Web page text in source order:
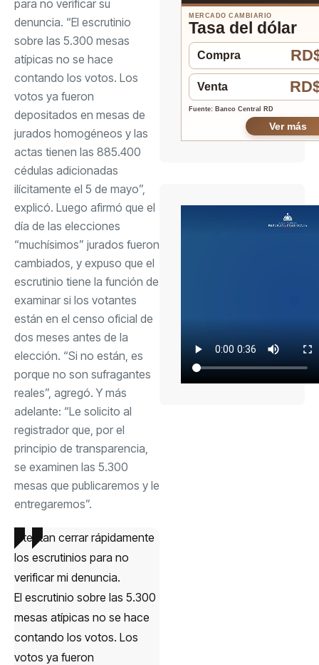
para no verificar su
denuncia. “El escrutinio
sobre las 5.300 mesas
atípicas no se hace
contando los votos. Los
votos ya fueron
depositados en mesas de
jurados homogéneos y las
actas tienen las 885.400
cédulas adicionadas
ilícitamente el 5 de mayo”,
explicó. Luego afirmó que el
día de las elecciones
“muchísimos” jurados fueron
cambiados, y expuso que el
escrutinio tiene la función de
examinar si los votantes
están en el censo oficial de
dos meses antes de la
elección. “Si no están, es
porque no son sufragantes
reales”, agregó. Y más
adelante: “Le solicito al
registrador que, por el
principio de transparencia,
se examinen las 5.300
mesas que publicaremos y le
entregaremos”.
Intentan cerrar rápidamente
los escrutinios para no
verificar mi denuncia.
El escrutinio sobre las 5.300
mesas atípicas no se hace
contando los votos. Los
votos ya fueron
MERCADO CAMBIARIO
Tasa del dólar
Compra
Venta
Fuente: Banco Central RD
Ver más